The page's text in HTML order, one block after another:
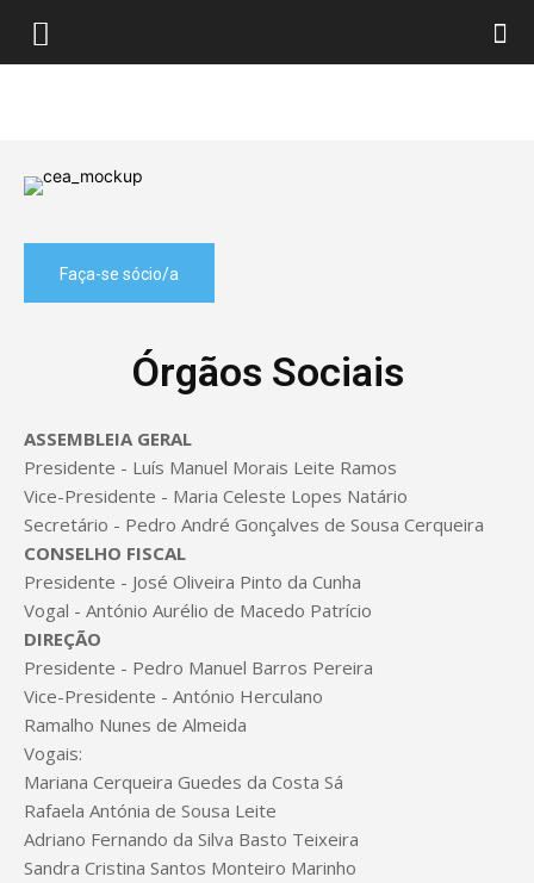
Faça-se sócio/a
Órgãos Sociais
ASSEMBLEIA GERAL
Presidente - Luís Manuel Morais Leite Ramos
Vice-Presidente - Maria Celeste Lopes Natário
Secretário - Pedro André Gonçalves de Sousa Cerqueira
CONSELHO FISCAL
Presidente - José Oliveira Pinto da Cunha
Vogal - António Aurélio de Macedo Patrício
DIREÇÃO
Presidente - Pedro Manuel Barros Pereira
Vice-Presidente - António Herculano
Ramalho Nunes de Almeida
Vogais:
Mariana Cerqueira Guedes da Costa Sá
Rafaela Antónia de Sousa Leite
Adriano Fernando da Silva Basto Teixeira
Sandra Cristina Santos Monteiro Marinho